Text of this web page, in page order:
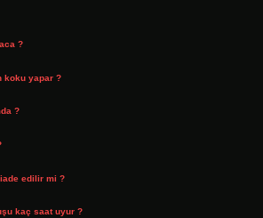
?
koku yapar ?
?
edilir mi ?
kaç saat uyur ?